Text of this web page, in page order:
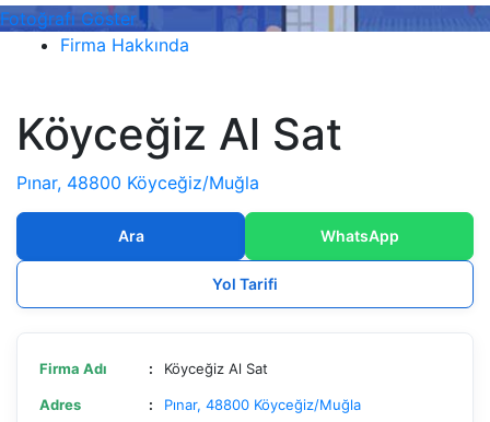
Fotoğrafı Göster
Firma Hakkında
Köyceğiz Al Sat
Pınar, 48800 Köyceğiz/Muğla
Ara WhatsApp
Yol Tarifi
Firma Adı : Köyceğiz Al Sat
Adres : Pınar, 48800 Köyceğiz/Muğla